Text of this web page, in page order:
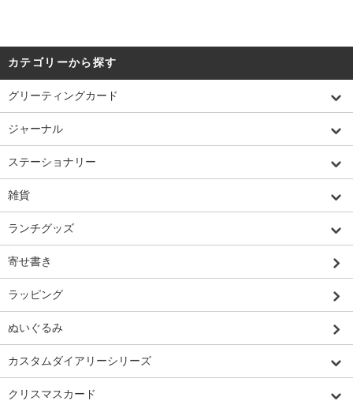
カテゴリーから探す
グリーティングカード
ジャーナル
ステーショナリー
雑貨
ランチグッズ
寄せ書き
ラッピング
ぬいぐるみ
カスタムダイアリーシリーズ
クリスマスカード